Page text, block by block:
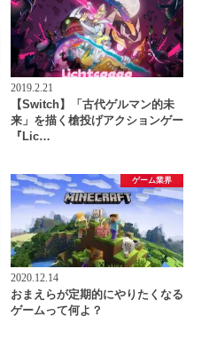
2019.2.21
【Switch】「古代ゲルマン的未
来」を描く槍投げアクションゲー
『Lic…
ゲーム業界
2020.12.14
おまえらが定期的にやりたくなる
ゲームって何よ？